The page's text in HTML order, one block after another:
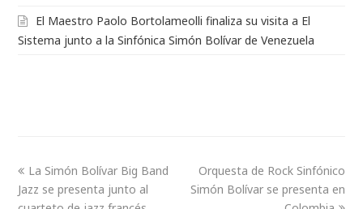
El Maestro Paolo Bortolameolli finaliza su visita a El
Sistema junto a la Sinfónica Simón Bolívar de Venezuela
La Simón Bolívar Big Band
Jazz se presenta junto al
Orquesta de Rock Sinfónico
Simón Bolívar se presenta en